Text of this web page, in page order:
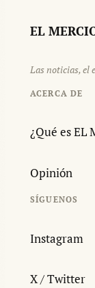
EL
Las noticias, el
ACERCA DE
¿Qué es EL
Opinión
SÍGUENOS
Instagram
X / Twitter